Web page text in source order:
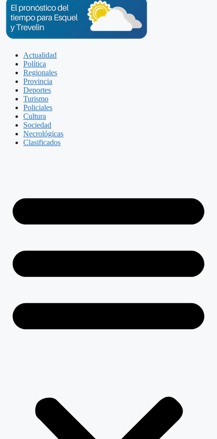
Actualidad
Política
Regionales
Provincia
Deportes
Turismo
Policiales
Cultura
Sociedad
Necrológicas
Clasificados